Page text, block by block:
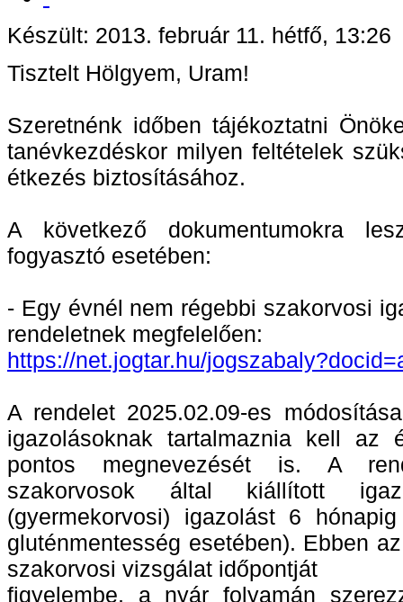
Készült: 2013. február 11. hétfő, 13:26
Tisztelt Hölgyem, Uram!
Szeretnénk időben tájékoztatni
tanévkezdéskor milyen feltételek
étkezés biztosításához.
A következő dokumentumokra
fogyasztó esetében:
- Egy évnél nem régebbi szakorvosi
rendeletnek megfelelően:
https://net.jogtar.hu/jogszaba
A rendelet 2025.02.09-es
igazolásoknak tartalmaznia kell az
pontos megnevezését is. A
szakorvosok által kiállított
(gyermekorvosi) igazolást 6
gluténmentesség esetében). Ebben
szakorvosi vizsgálat időpontját
figyelembe, a nyár folyamán